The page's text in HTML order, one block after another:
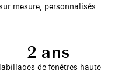
mesure, personnalisés.
2 ans
de fenêtres haute